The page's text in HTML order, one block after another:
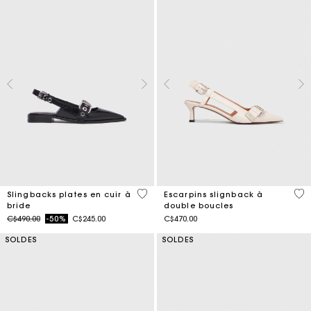
Slingbacks plates en cuir à
bride
Price reduced from
C$490.00to-50% C$245.00
4 out of 5 Customer Rating
Escarpins slignback à
double boucles
C$470.00
5
SOLDES SOLDES